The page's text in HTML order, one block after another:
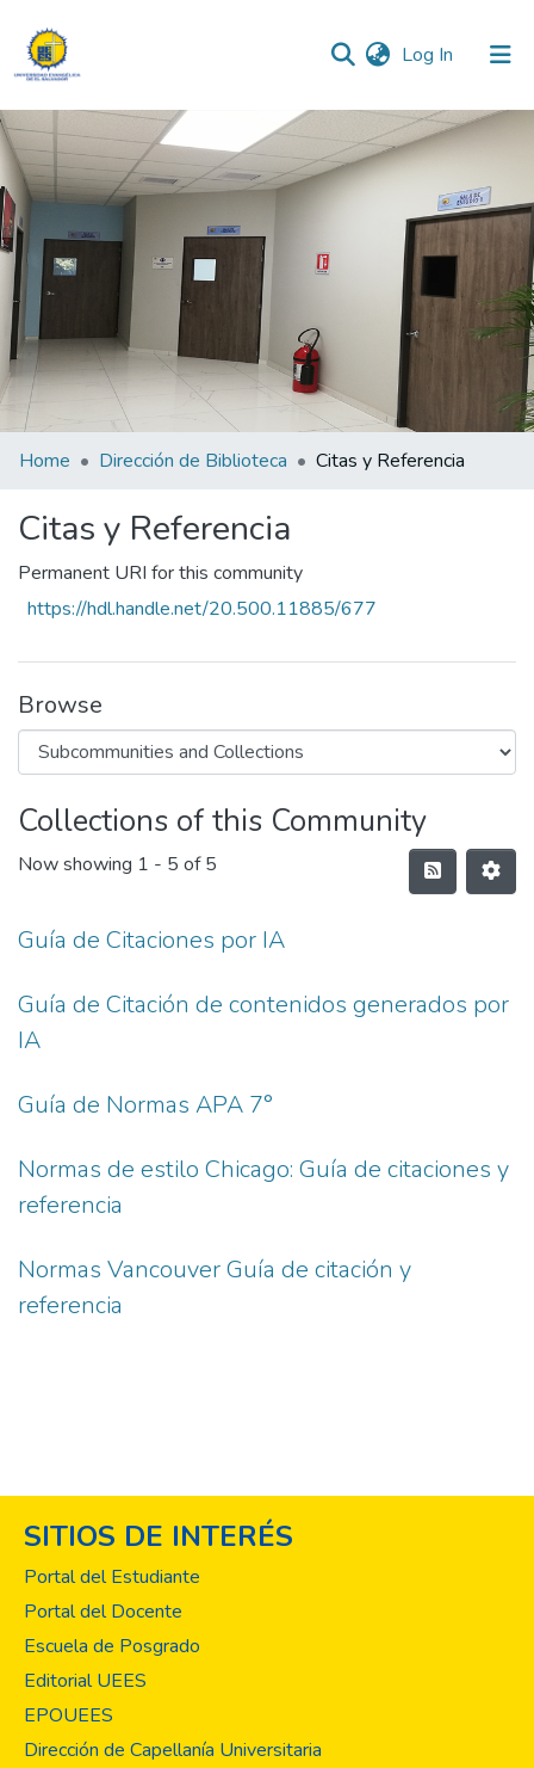
Log In (current)
Communities & Collections
All of DSpace
Statistics
Home Dirección de Biblioteca Citas y Referencia
Citas y Referencia
Permanent URI for this community
https://hdl.handle.net/20.500.11885/677
Browse
Collections of this Community
Now showing 1 - 5 of 5
Guía de Citaciones por IA
Guía de Citación de contenidos generados por
IA
Guía de Normas APA 7°
Normas de estilo Chicago: Guía de citaciones y
referencia
Normas Vancouver Guía de citación y
referencia
SITIOS DE INTERÉS
Portal del Estudiante
Portal del Docente
Escuela de Posgrado
Editorial UEES
EPOUEES
Dirección de Capellanía Universitaria